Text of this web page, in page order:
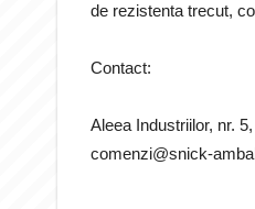
de rezistenta trecut,
Contact:
Aleea Industriilor, nr.
comenzi@snick-